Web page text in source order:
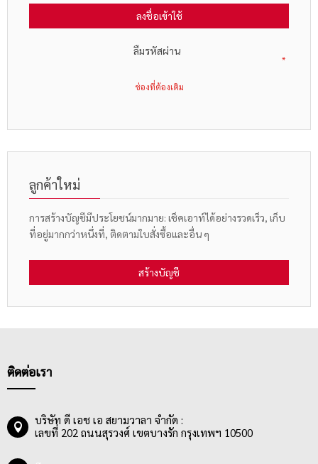
ลงชื่อเข้าใช้
ลืมรหัสผ่าน
ลูกค้าใหม่
การสร้างบัญชีมีประโยชน์มากมาย: เช็คเอาท์ได้อย่างรวดเร็ว, เก็บ
ที่อยู่มากกว่าหนึ่งที่, ติดตามใบสั่งซื้อและอื่น ๆ
สร้างบัญชี
ติดต่อเรา
บริษัท ดี เอช เอ สยามวาลา จำกัด :
เลขที่ 202 ถนนสุรวงศ์ เขตบางรัก กรุงเทพฯ 10500